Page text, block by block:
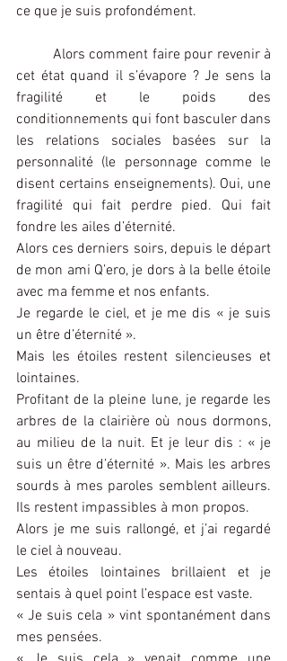
ce que je suis profondément.
cet état quand il s’évapore ? Je sens la
fragilité et le poids des
conditionnements qui font basculer dans
les relations sociales basées sur la
personnalité (le personnage comme le
disent certains enseignements). Oui, une
fragilité qui fait perdre pied. Qui fait
fondre les ailes d’éternité.
Alors ces derniers soirs, depuis le départ
de mon ami Q’ero, je dors à la belle étoile
avec ma femme et nos enfants.
Je regarde le ciel, et je me dis « je suis
un être d’éternité ».
Mais les étoiles restent silencieuses et
lointaines.
Profitant de la pleine lune, je regarde les
arbres de la clairière où nous dormons,
au milieu de la nuit. Et je leur dis : « je
suis un être d’éternité ». Mais les arbres
sourds à mes paroles semblent ailleurs.
Ils restent impassibles à mon propos.
Alors je me suis rallongé, et j’ai regardé
le ciel à nouveau.
Les étoiles lointaines brillaient et je
sentais à quel point l’espace est vaste.
« Je suis cela » vint spontanément dans
mes pensées.